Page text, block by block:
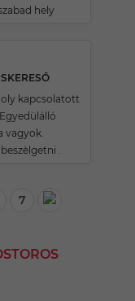
hely
kapcsolatott
vagyok.
.
7